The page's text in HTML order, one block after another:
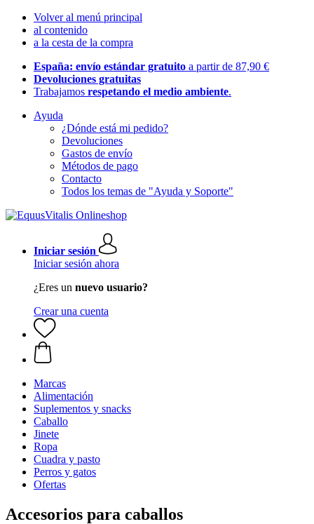
Volver al menú principal
al contenido
a la cesta de la compra
España: envío estándar gratuito a partir de 87,90 €
Devoluciones gratuitas
Trabajamos respetando el medio ambiente.
Ayuda
¿Dónde está mi pedido?
Devoluciones
Gastos de envío
Métodos de pago
Contacto
Todos los temas de "Ayuda y Soporte"
Iniciar sesión
Iniciar sesión ahora
¿Eres un nuevo usuario?
Crear una cuenta
Marcas
Alimentación
Suplementos y snacks
Caballo
Jinete
Ropa
Cuadra y pasto
Perros y gatos
Ofertas
Accesorios para caballos